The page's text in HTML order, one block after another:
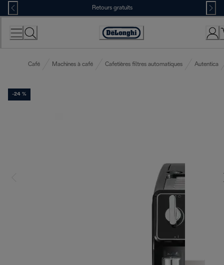
Skip
to
Content
Retours gratuits
Déclaration
Café Machines à café Cafetières filtres automatiques Autentica
-24 %